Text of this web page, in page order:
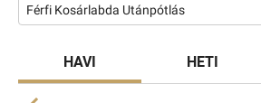
Férfi Kosárlabda Utánpótlás
HAVI HETI